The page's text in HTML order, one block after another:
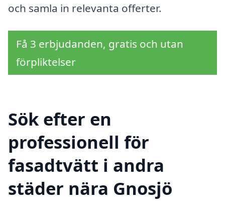
och samla in relevanta offerter.
Få 3 erbjudanden, gratis och utan
förpliktelser
Sök efter en
professionell för
fasadtvätt i andra
städer nära Gnosjö